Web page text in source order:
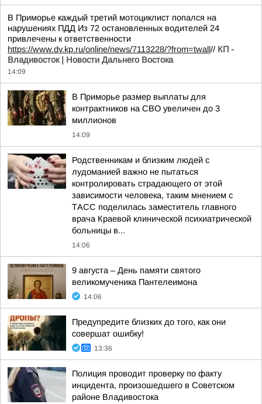
В Приморье каждый третий мотоциклист попался на
нарушениях ПДД Из 72 остановленных водителей 24
привлечены к ответственности
https://www.dv.kp.ru/online/news/7113228/?from=twall// КП -
Владивосток | Новости Дальнего Востока
14:09
В Приморье размер выплаты для
контрактников на СВО увеличен до 3
миллионов
14:09
Родственникам и близким людей с
лудоманией важно не пытаться
контролировать страдающего от этой
зависимости человека, таким мнением с
ТАСС поделилась заместитель главного
врача Краевой клинической психиатрической
больницы в...
14:06
9 августа – День памяти святого
великомученика Пантелеимона
14:06
Предупредите близких до того, как они
совершат ошибку!
13:36
Полиция проводит проверку по факту
инцидента, произошедшего в Советском
районе Владивостока